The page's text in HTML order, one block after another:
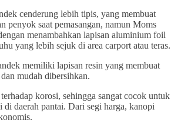
cenderung lebih tipis, yang membuat
penyok saat pemasangan, namun Moms
menambahkan lapisan aluminium foil
yang lebih sejuk di area carport atau teras.
memiliki lapisan resin yang membuat
mudah dibersihkan.
korosi, sehingga sangat cocok untuk
di daerah pantai. Dari segi harga, kanopi